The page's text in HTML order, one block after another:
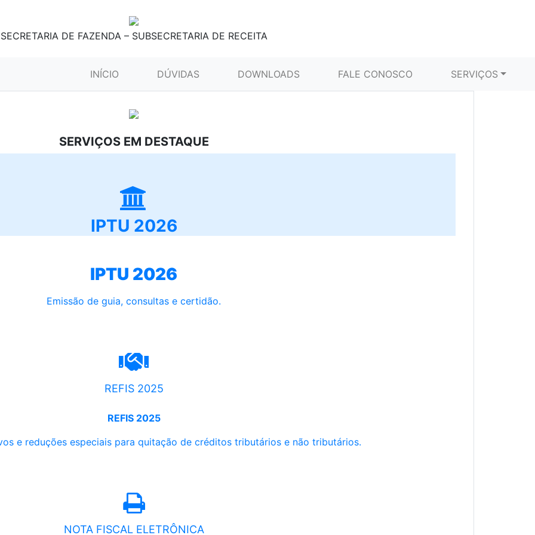
SECRETARIA DE FAZENDA – SUBSECRETARIA DE RECEITA
INÍCIO (CURRENT)DÚVIDAS DOWNLOADS FALE CONOSCO SERVIÇOS
SERVIÇOS EM DESTAQUE
IPTU 2026
IPTU 2026
Emissão de guia, consultas e certidão.
REFIS 2025
REFIS 2025
e reduções especiais para quitação de créditos tributários e não tributários.
NOTA FISCAL ELETRÔNICA